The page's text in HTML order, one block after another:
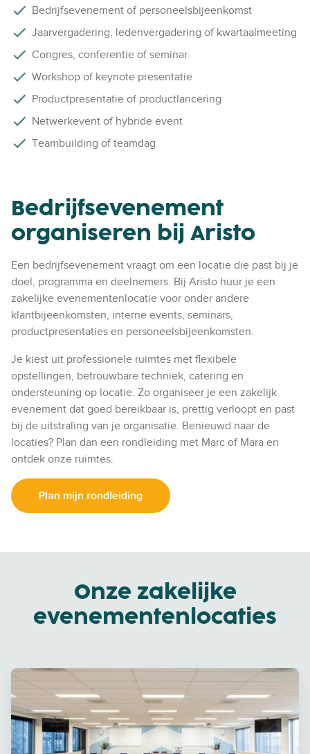
Bedrijfsevenement of personeelsbijeenkomst
Jaarvergadering, ledenvergadering of kwartaalmeeting
Congres, conferentie of seminar
Workshop of keynote presentatie
Productpresentatie of productlancering
Netwerkevent of hybride event
Teambuilding of teamdag
Bedrijfsevenement
organiseren bij Aristo
Een bedrijfsevenement vraagt om een locatie die past bij je
doel, programma en deelnemers. Bij Aristo huur je een
zakelijke evenementenlocatie voor onder andere
klantbijeenkomsten, interne events, seminars,
productpresentaties en personeelsbijeenkomsten.
Je kiest uit professionele ruimtes met flexibele
opstellingen, betrouwbare techniek, catering en
ondersteuning op locatie. Zo organiseer je een zakelijk
evenement dat goed bereikbaar is, prettig verloopt en past
bij de uitstraling van je organisatie. Benieuwd naar de
locaties? Plan dan een rondleiding met Marc of Mara en
ontdek onze ruimtes.
Onze zakelijke
evenementenlocaties
B
e
d
r
i